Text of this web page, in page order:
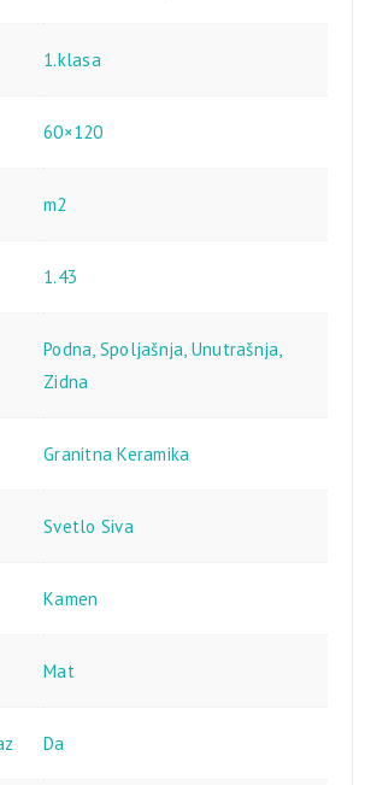
1.klasa
60×120
m2
1.43
Podna Spoljašnja Unutrašnja
Zidna
Granitna Keramika
Svetlo Siva
Kamen
Mat
Da